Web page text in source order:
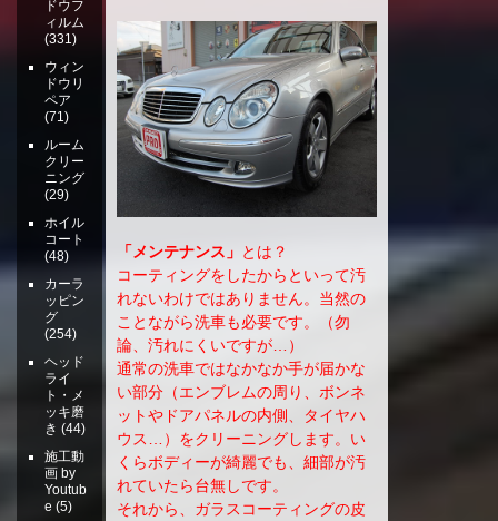
「メンテナンス」 とは？
コーティングをしたからといって汚
れないわけではありません。当然の
ことながら洗車も必要です。（勿
論、汚れにくいですが…）
通常の洗車ではなかなか手が届かな
い部分（エンブレムの周り、ボンネ
ットやドアパネルの内側、タイヤハ
ウス…）をクリーニングします。い
くらボディーが綺麗でも、細部が汚
れていたら台無しです。
それから、ガラスコーティングの皮
ドウフ
ィルム
(331)
ウィン
ドウリ
ペア
(71)
ルーム
クリー
ニング
(29)
ホイル
コート
(48)
カーラ
ッピン
グ
(254)
ヘッド
ライ
ト・メ
ッキ磨
き (44)
施工動
画 by
Youtub
e (5)